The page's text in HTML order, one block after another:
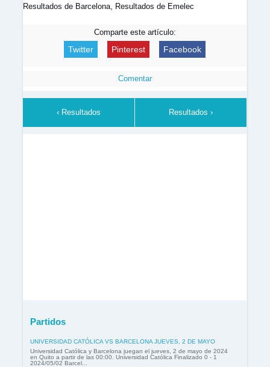
Resultados de Barcelona, Resultados de Emelec
Comparte este artículo:
Twitter Pinterest Facebook
Comentar
‹ Resultados Resultados ›
Partidos
UNIVERSIDAD CATÓLICA VS BARCELONA JUEVES, 2 DE MAYO
Universidad Católica y Barcelona juegan el jueves, 2 de mayo de 2024
en Quito a partir de las 00:00. Universidad Católica Finalizado 0 - 1
2024/05/02 Barcel...